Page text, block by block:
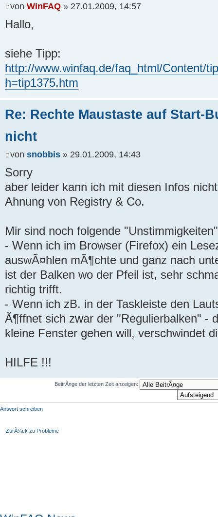
von WinFAQ » 27.01.2009, 14:57
Hallo,
siehe Tipp:
http://www.winfaq.de/faq_html/Content/
h=tip1375.htm
Re: Rechte Maustaste auf Start-
nicht
von snobbis » 29.01.2009, 14:43
Sorry
aber leider kann ich mit diesen Infos
Ahnung von Registry & Co.
Mir sind noch folgende
- Wenn ich im Browser (Firefox) ein
auswÃ¤hlen mÃ¶chte und ganz nach
ist der Balken wo der Pfeil ist, sehr
richtig trifft.
- Wenn ich zB. in der Taskleiste den
Ã¶ffnet sich zwar der "Regulierbalken" -
kleine Fenster gehen will, verschwindet
HILFE !!!
BeitrÃ¤ge der letzten Zeit anzeigen:
Antwort schreiben
ZurÃ¼ck zu Probleme